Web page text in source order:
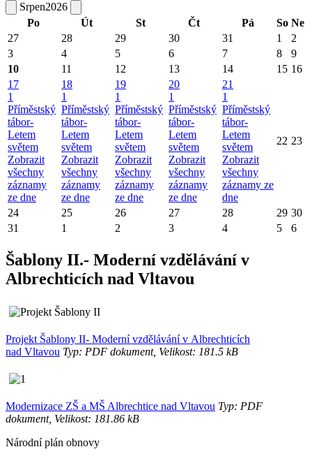
Srpen2026
Po
Út St Čt Pá So Ne
27
28 29 30 31 1
2
3
4 5 6 7 8
9
10
11 12 13 14 15 16
17
1
Příměstský
tábor-
Letem
světem
Zobrazit
všechny
záznamy
ze dne
18
1
Příměstský
tábor-
Letem
světem
Zobrazit
všechny
záznamy
ze dne
19
1
Příměstský
tábor-
Letem
světem
Zobrazit
všechny
záznamy
ze dne
20
1
Příměstský
tábor-
Letem
světem
Zobrazit
všechny
záznamy
ze dne
21
1
Příměstský
tábor-
Letem
světem
Zobrazit
všechny
záznamy ze
dne
22 23
24 25 26 27 28 29 30
31
1 2 3 4 5 6
Šablony II.- Moderní vzdělávání v
Albrechticích nad Vltavou
Projekt Šablony II- Moderní vzdělávání v Albrechticích
nad Vltavou Typ: PDF dokument, Velikost: 181.5 kB
Modernizace ZŠ a MŠ Albrechtice nad Vltavou Typ: PDF
dokument, Velikost: 181.86 kB
Národní plán obnovy